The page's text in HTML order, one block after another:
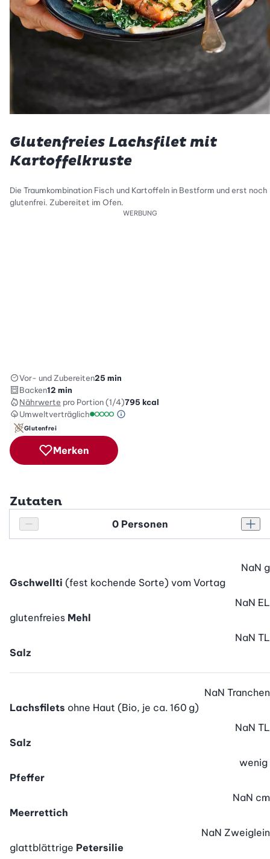
Glutenfreies Lachsfilet mit
Kartoffelkruste
Die Traumkombination Fisch und Kartoffeln in Bestform und erst noch
glutenfrei. Zubereitet im Ofen.
WERBUNG
Vor- und Zubereiten25 min
Backen12 min
Nährwerte pro Portion (1/4)795 kcal
Umweltverträglich
Green Betty Skala Info
Glutenfrei
Merken
Zutaten
Personenanzahl verringern
Personenanzahl
Gschwellti (fest kochende Sorte) vom Vortag
NaN g
glutenfreies Mehl
NaN EL
Salz
NaN TL
Lachsfilets ohne Haut (Bio, je ca. 160 g)
NaN Tranchen
Salz
NaN TL
Pfeffer
wenig
Meerrettich
NaN cm
glattblättrige Petersilie
NaN Zweiglein